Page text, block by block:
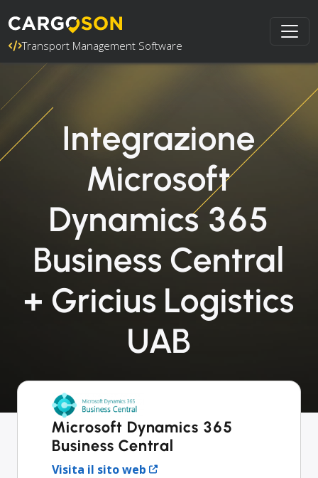
Transport Management Software
Integrazione
Microsoft
Dynamics 365
Business Central
+ Gricius Logistics
UAB
Microsoft Dynamics 365
Business Central
Visita il sito web